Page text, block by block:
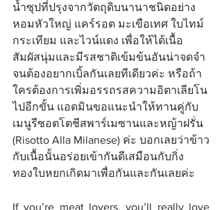
น้ำซุปที่ปรุงจากวัตถุดิบนานาชนิดอย่าง
หอมหัวใหญ่ แคร์รอต มะเขือเทศ ใบไทม์
กระเทียม และไวน์แดง เพื่อให้ได้เนื้อ
สัมผัสนุ่มและมีรสชาติเข้มข้นอันน่าจดจำ
จนต้องอยากเบิ้ลกันเลยทีเดียวค่ะ หรือถ้า
ใครต้องการเพิ่มอรรถรสความอิตาเลียโน
ไปอีกขั้น แอดมินขอแนะนำให้ทานคู่กับ
เมนูรีซอตโตชีสพาร์เมซานและหญ้าฝรั่น
(Risotto Alla Milanese) ค่ะ บอกเลยว่าข้าว
กับเนื้อนั้นอร่อยเข้ากันดีเสมือนกับกิ่ง
ทองใบหยกเกิดมาเพื่อกันและกันเลยค่ะ
If you’re meat lovers, you’ll really love